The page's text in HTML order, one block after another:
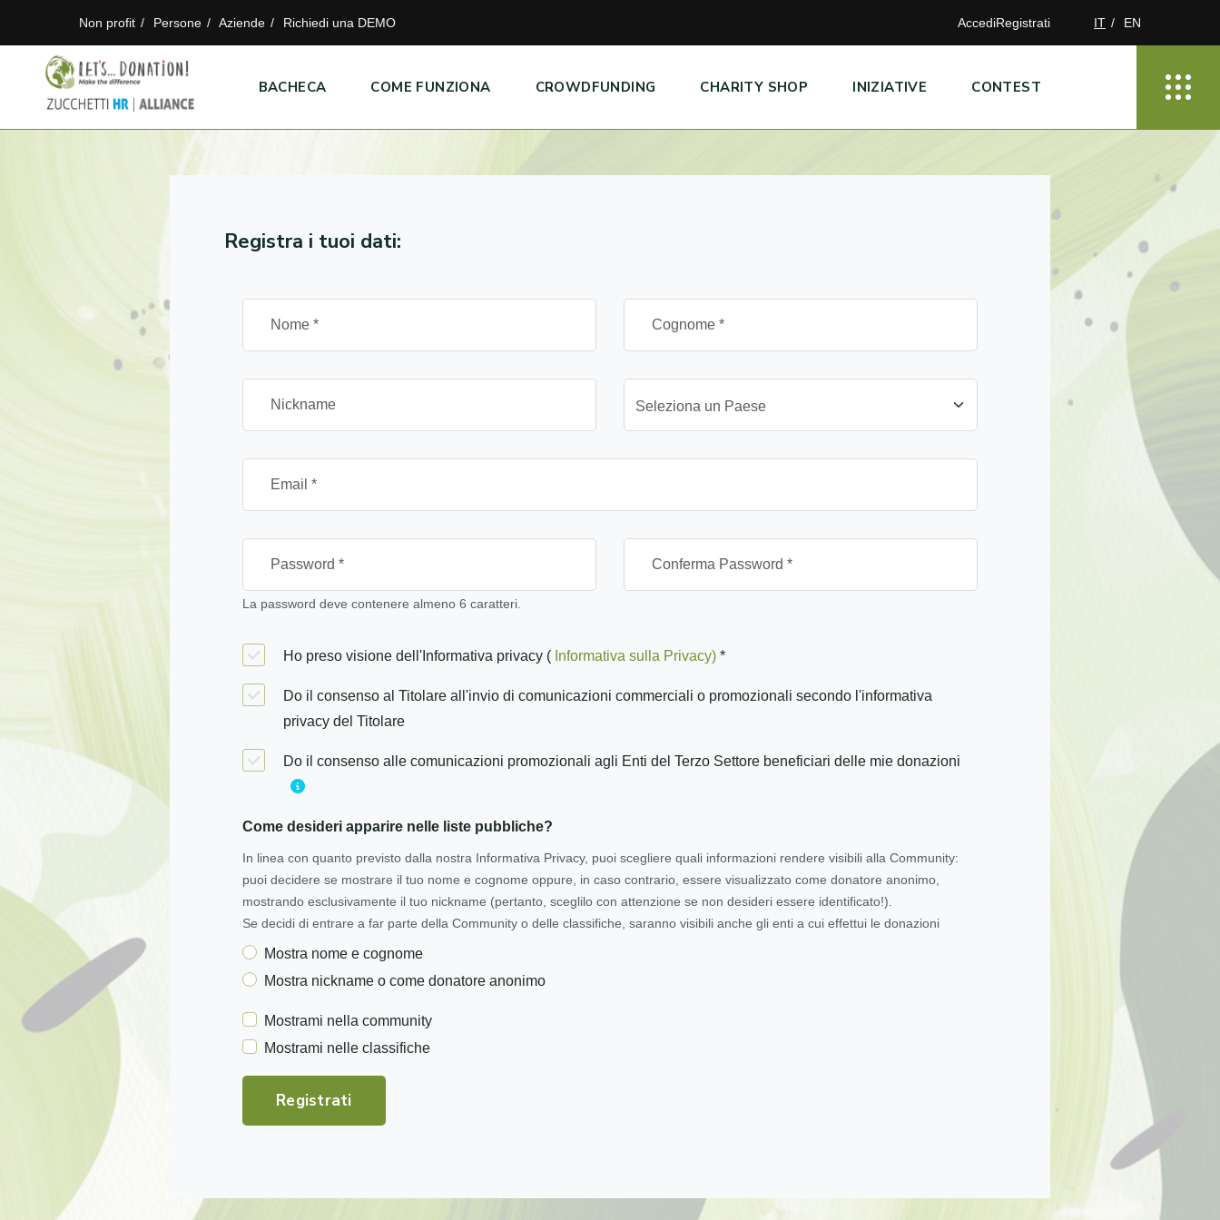
Non profit Persone Aziende Richiedi una DEMO AccediRegistrati IT EN
BACHECA COME FUNZIONA CROWDFUNDING CHARITY SHOP INIZIATIVE CONTEST
Registra i tuoi dati:
Seleziona un Paese
La password deve contenere almeno 6 caratteri.
Ho preso visione dell'Informativa privacy ( Informativa sulla Privacy) *
Do il consenso al Titolare all'invio di comunicazioni commerciali o promozionali secondo l'informativa
privacy del Titolare
Do il consenso alle comunicazioni promozionali agli Enti del Terzo Settore beneficiari delle mie donazioni
Come desideri apparire nelle liste pubbliche?
In linea con quanto previsto dalla nostra Informativa Privacy, puoi scegliere quali informazioni rendere visibili alla Community:
puoi decidere se mostrare il tuo nome e cognome oppure, in caso contrario, essere visualizzato come donatore anonimo,
mostrando esclusivamente il tuo nickname (pertanto, sceglilo con attenzione se non desideri essere identificato!).
Se decidi di entrare a far parte della Community o delle classifiche, saranno visibili anche gli enti a cui effettui le donazioni
Mostra nome e cognome
Mostra nickname o come donatore anonimo
Mostrami nella community
Mostrami nelle classifiche
Registrati